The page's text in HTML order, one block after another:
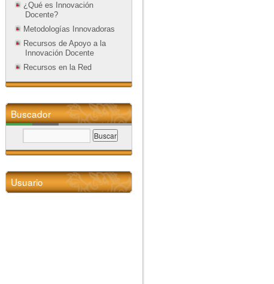
¿Qué es Innovación
Docente?
Metodologías Innovadoras
Recursos de Apoyo a la
Innovación Docente
Recursos en la Red
Buscador
Usuario